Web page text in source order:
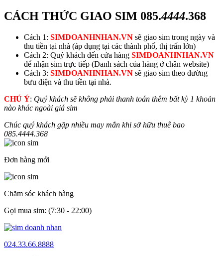
CÁCH THỨC GIAO SIM 085.4444.368
Cách 1: SIMDOANHNHAN.VN sẽ giao sim trong ngày và
thu tiền tại nhà (áp dụng tại các thành phố, thị trấn lớn)
Cách 2: Quý khách đến cửa hàng SIMDOANHNHAN.VN
để nhận sim trực tiếp (Danh sách của hàng ở chân website)
Cách 3: SIMDOANHNHAN.VN sẽ giao sim theo đường
bưu điện và thu tiền tại nhà.
CHÚ Ý: Quý khách sẽ không phải thanh toán thêm bất kỳ 1 khoản
nào khác ngoài giá sim
Chúc quý khách gặp nhiều may mắn khi sở hữu thuê bao
085.4444.368
Đơn hàng mới
Chăm sóc khách hàng
Gọi mua sim: (7:30 - 22:00)
024.33.66.8888